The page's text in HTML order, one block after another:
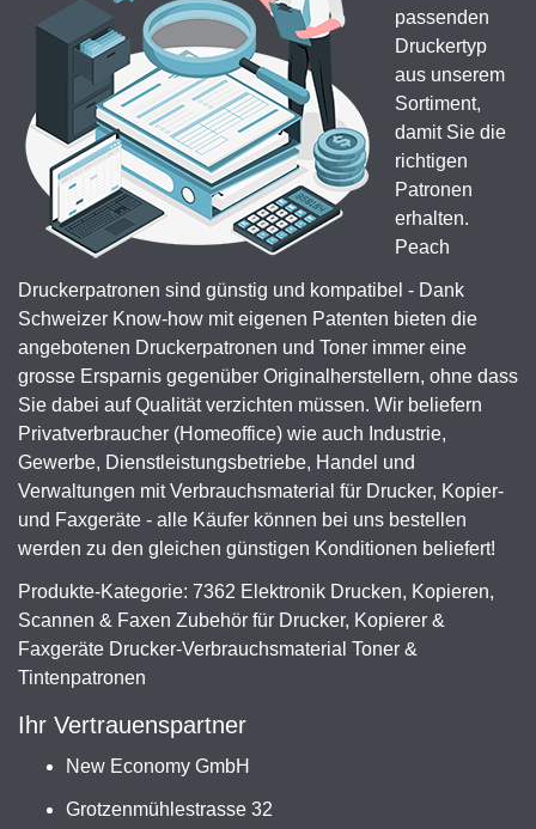
passenden
Druckertyp
aus unserem
Sortiment,
damit Sie die
richtigen
Patronen
erhalten.
Peach
Druckerpatronen sind günstig und kompatibel - Dank
Schweizer Know-how mit eigenen Patenten bieten die
angebotenen Druckerpatronen und Toner immer eine
grosse Ersparnis gegenüber Originalherstellern, ohne dass
Sie dabei auf Qualität verzichten müssen. Wir beliefern
Privatverbraucher (Homeoffice) wie auch Industrie,
Gewerbe, Dienstleistungsbetriebe, Handel und
Verwaltungen mit Verbrauchsmaterial für Drucker, Kopier-
und Faxgeräte - alle Käufer können bei uns bestellen
werden zu den gleichen günstigen Konditionen beliefert!
Produkte-Kategorie: 7362 Elektronik Drucken, Kopieren,
Scannen & Faxen Zubehör für Drucker, Kopierer &
Faxgeräte Drucker-Verbrauchsmaterial Toner &
Tintenpatronen
Ihr Vertrauenspartner
New Economy GmbH
Grotzenmühlestrasse 32